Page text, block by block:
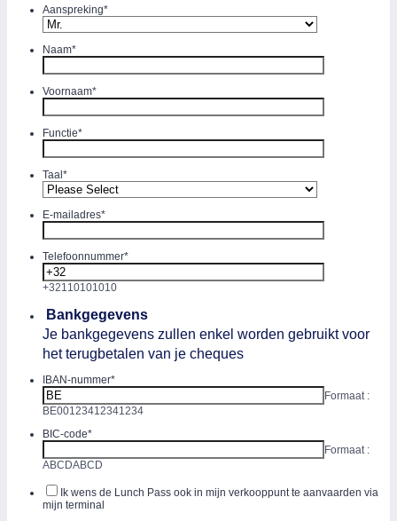
Aanspreking*
Naam*
Voornaam*
Functie*
Taal *
E-mailadres*
Telefoonnummer*
+32110101010
Bankgegevens
Je bankgegevens zullen enkel worden gebruikt voor
het terugbetalen van je cheques
IBAN-nummer*
Formaat :
BE00123412341234
BIC-code*
Formaat :
ABCDABCD
Ik wens de Lunch Pass ook in mijn verkooppunt te aanvaarden via
mijn terminal